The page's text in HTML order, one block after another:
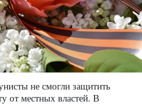
не смогли защитить
от местных властей. В